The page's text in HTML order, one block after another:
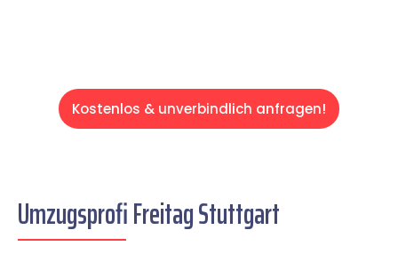
Kostenlos & unverbindlich anfragen!
Umzugsprofi Freitag Stuttgart